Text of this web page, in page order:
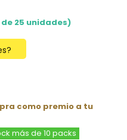
25 unidades)
como premio a tu
más de 10 packs